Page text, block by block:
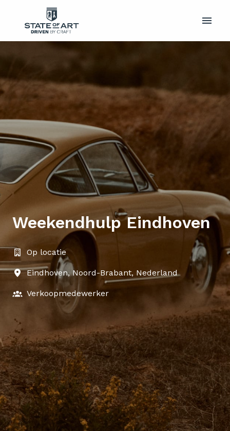
content
Homepagina
Weekendhulp Eindhoven
Op locatie
Eindhoven, Noord-Brabant, Nederland
Verkoopmedewerker